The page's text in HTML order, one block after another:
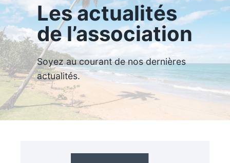
Les actualités
de l’association
Soyez au courant de nos dernières
actualités.